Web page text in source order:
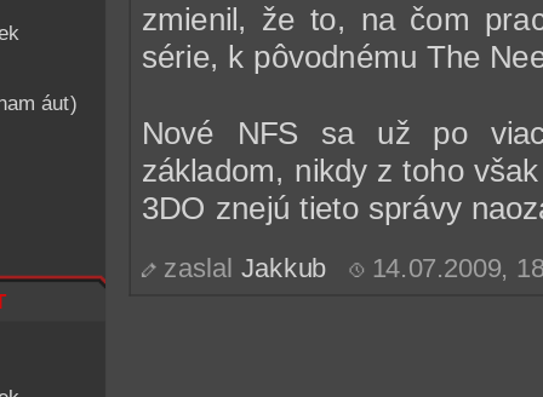
áut)
zmienil, že to, na čom
série, k pôvodnému The
Nové NFS sa už po
základom, nikdy z toho
3DO znejú tieto správy
zaslal Jakkub 14.07.2009,